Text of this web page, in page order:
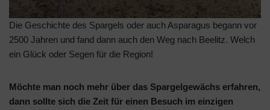
Die Geschichte des Spargels oder auch Asparagus begann vor
2500 Jahren und fand dann auch den Weg nach Beelitz. Welch
ein Glück oder Segen für die Region!
Möchte man noch mehr über das Spargelgewächs erfahren,
dann sollte sich die Zeit für einen Besuch im einzigen